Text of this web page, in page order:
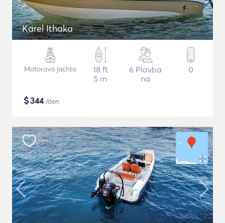
Karel Ithaka
Motorová jachta
18 ft
5 m
6 Plavba
na
0
$344/den